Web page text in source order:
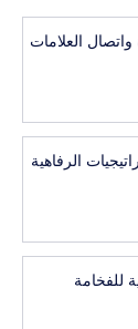
واتصال العلامات
الرفاهية
للفخامة